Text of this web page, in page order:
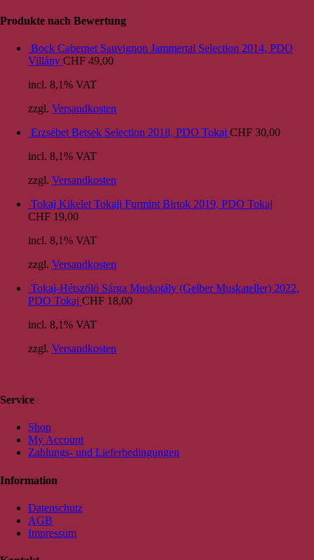
Produkte nach Bewertung
Bock Cabernet Sauvignon Jammertal Selection 2014, PDO
Villány CHF 49,00
incl. 8,1% VAT
zzgl. Versandkosten
Erzsébet Betsek Selection 2018, PDO Tokaj CHF 30,00
incl. 8,1% VAT
zzgl. Versandkosten
Tokaj Kikelet Tokaji Furmint Birtok 2019, PDO Tokaj
CHF 19,00
incl. 8,1% VAT
zzgl. Versandkosten
Tokaj-Hétszölö Sárga Muskotály (Gelber Muskateller) 2022,
PDO Tokaj CHF 18,00
incl. 8,1% VAT
zzgl. Versandkosten
Service
Shop
My Account
Zahlungs- und Lieferbedingungen
Information
Datenschutz
AGB
Impressum